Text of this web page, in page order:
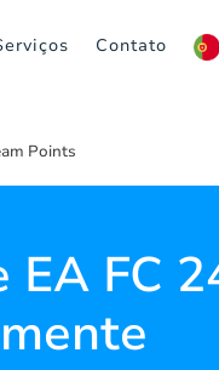
Contato
Points
FC